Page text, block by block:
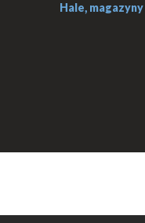
Hale, magazyny